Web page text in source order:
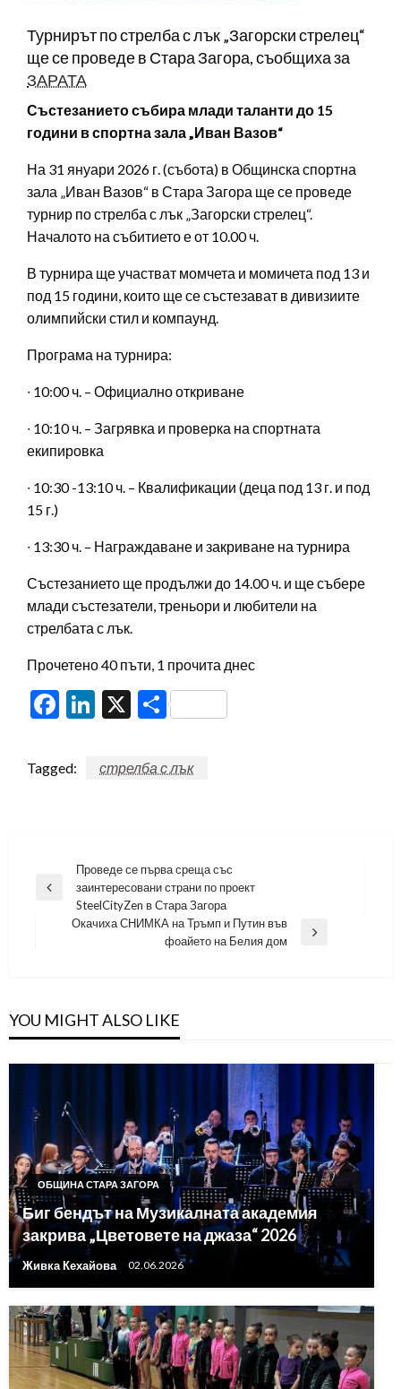
Турнирът по стрелба с лък „Загорски стрелец“
ще се проведе в Стара Загора, съобщиха за
ЗАРАТА
Състезанието събира млади таланти до 15
години в спортна зала „Иван Вазов“
На 31 януари 2026 г. (събота) в Общинска спортна
зала „Иван Вазов“ в Стара Загора ще се проведе
турнир по стрелба с лък „Загорски стрелец“.
Началото на събитието е от 10.00 ч.
В турнира ще участват момчета и момичета под 13 и
под 15 години, които ще се състезават в дивизиите
олимпийски стил и компаунд.
Програма на турнира:
∙ 10:00 ч. – Официално откриване
∙ 10:10 ч. – Загрявка и проверка на спортната
екипировка
∙ 10:30 -13:10 ч. – Квалификации (деца под 13 г. и под
15 г.)
∙ 13:30 ч. – Награждаване и закриване на турнира
Състезанието ще продължи до 14.00 ч. и ще събере
млади състезатели, треньори и любители на
стрелбата с лък.
Прочетено 40 пъти, 1 прочита днес
Facebook
LinkedIn
X Share
Tagged: стрелба с лък
Навигация
Previous
Проведе се първа среща със
заинтересовани страни по проект
SteelCityZen в Стара Загора
Окачиха СНИМКА на Тръмп и Путин във
фоайето на Белия дом
YOU MIGHT ALSO LIKE
ОБЩИНА СТАРА ЗАГОРА
Биг бендът на Музикалната академия
закрива „Цветовете на джаза“ 2026
Живка Кехайова 02.06.2026